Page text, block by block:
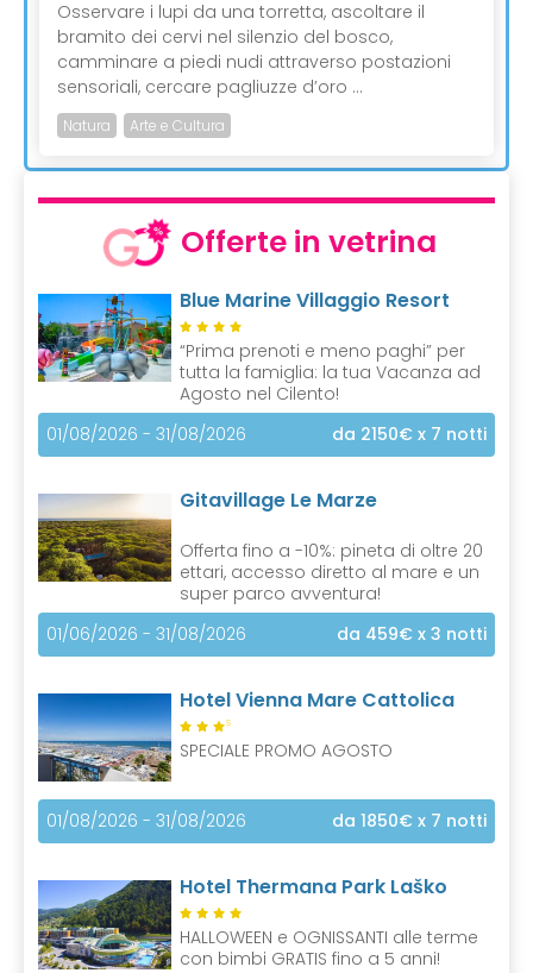
Osservare i lupi da una torretta, ascoltare il
bramito dei cervi nel silenzio del bosco,
camminare a piedi nudi attraverso postazioni
sensoriali, cercare pagliuzze d’oro ...
Natura Arte e Cultura
Offerte in vetrina
Blue Marine Villaggio Resort
“Prima prenoti e meno paghi” per
tutta la famiglia: la tua Vacanza ad
Agosto nel Cilento!
01/08/2026 - 31/08/2026
da 2150€ x 7 notti
Gitavillage Le Marze
Offerta fino a -10%: pineta di oltre 20
ettari, accesso diretto al mare e un
super parco avventura!
01/06/2026 - 31/08/2026
da 459€ x 3 notti
Hotel Vienna Mare Cattolica
S
SPECIALE PROMO AGOSTO
01/08/2026 - 31/08/2026 da 1850€ x 7 notti
Hotel Thermana Park Laško
HALLOWEEN e OGNISSANTI alle terme
con bimbi GRATIS fino a 5 anni!